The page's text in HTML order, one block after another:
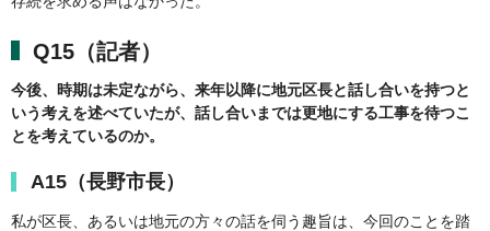
Q15（記者）
今後、時期は未定ながら、来年以降に地元区長と話し合いを持つと
いう考えを述べていたが、話し合いまでは更地にする工事を待つこ
とを考えているのか。
A15（長野市長）
私が区長、あるいは地元の方々の話を伺う趣旨は、今回のことを踏